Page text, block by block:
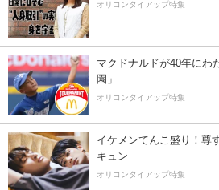
オリコンタイアップ特集
マクドナルドが40年にわ
園」
オリコンタイアップ特集
イケメンてんこ盛り！尊
キュン
オリコンタイアップ特集